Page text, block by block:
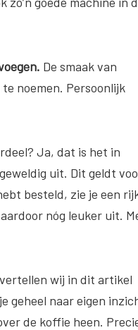
De smaak van
noemen. Persoonlijk
Ja, dat is het in
uit. Dit geldt
besteld, zie je een
nóg leuker uit.
wij in dit artikel
geheel naar eigen
de koffie heen.